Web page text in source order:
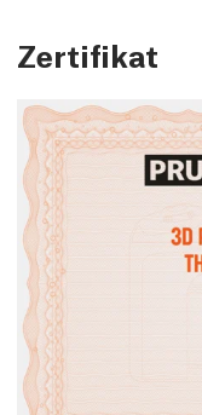
Zertifikat